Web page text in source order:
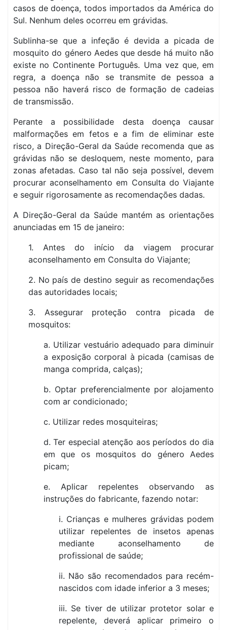
casos de doença, todos importados da América do
Sul. Nenhum deles ocorreu em grávidas.
Sublinha-se que a infeção é devida a picada de
mosquito do género Aedes que desde há muito não
existe no Continente Português. Uma vez que, em
regra, a doença não se transmite de pessoa a
pessoa não haverá risco de formação de cadeias
de transmissão.
Perante a possibilidade desta doença causar
malformações em fetos e a fim de eliminar este
risco, a Direção-Geral da Saúde recomenda que as
grávidas não se desloquem, neste momento, para
zonas afetadas. Caso tal não seja possível, devem
procurar aconselhamento em Consulta do Viajante
e seguir rigorosamente as recomendações dadas.
A Direção-Geral da Saúde mantém as orientações
anunciadas em 15 de janeiro:
1. Antes do início da viagem procurar
aconselhamento em Consulta do Viajante;
2. No país de destino seguir as recomendações
das autoridades locais;
3. Assegurar proteção contra picada de
mosquitos:
a. Utilizar vestuário adequado para diminuir
a exposição corporal à picada (camisas de
manga comprida, calças);
b. Optar preferencialmente por alojamento
com ar condicionado;
c. Utilizar redes mosquiteiras;
d. Ter especial atenção aos períodos do dia
em que os mosquitos do género Aedes
picam;
e. Aplicar repelentes observando as
instruções do fabricante, fazendo notar:
i. Crianças e mulheres grávidas podem
utilizar repelentes de insetos apenas
mediante aconselhamento de
profissional de saúde;
ii. Não são recomendados para recém-
nascidos com idade inferior a 3 meses;
iii. Se tiver de utilizar protetor solar e
repelente, deverá aplicar primeiro o